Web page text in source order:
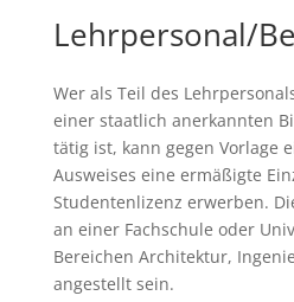
Lehrpersonal/
Wer als Teil des
einer staatlich anerkannten
tätig ist, kann gegen Vorlage
Ausweises eine ermäßigte
Studentenlizenz erwerben.
an einer Fachschule oder
Bereichen Architektur,
angestellt sein.